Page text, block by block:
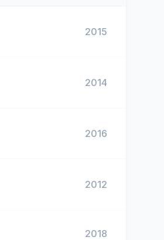
2015
2014
2016
2012
2018